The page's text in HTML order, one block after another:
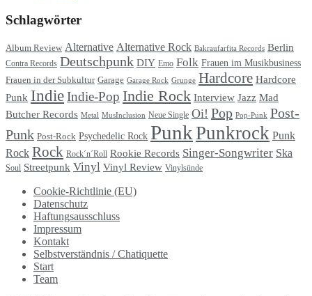
Schlagwörter
Album Review Alternative Alternative Rock Bakraufarfita Records Berlin
Contra Records Deutschpunk DIY Emo Folk Frauen im Musikbusiness
Frauen in der Subkultur Garage Garage Rock Grunge Hardcore Hardcore
Punk IndieIndie-Pop Indie Rock Interview Jazz Mad
Butcher Records Metal MusInclusion Neue Single Oi! Pop Pop-Punk Post-
Punk Post-Rock Psychedelic Rock PunkPunkrock Punk
Rock Rock Rock´n´Roll Rookie Records Singer-Songwriter Ska
Soul Streetpunk Vinyl Vinyl Review Vinylsünde
Cookie-Richtlinie (EU)
Datenschutz
Haftungsausschluss
Impressum
Kontakt
Selbstverständnis / Chatiquette
Start
Team